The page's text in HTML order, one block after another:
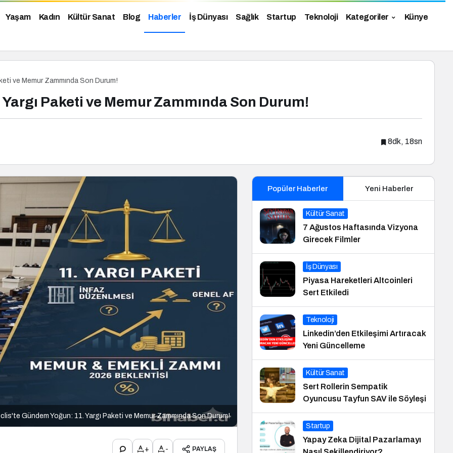
Yaşam Kadın Kültür Sanat Blog Haberler İş Dünyası Sağlık Startup Teknoloji Kategoriler Künye
ve Memur Zammında Son Durum!
Paketi ve Memur Zammında Son Durum!
8dk, 18sn
Gündem Yoğun: 11. Yargı Paketi ve Memur Zammında Son Durum!
+ - PAYLAŞ
Popüler Haberler Yeni Haberler
Kültür Sanat
7 Ağustos Haftasında Vizyona
Girecek Filmler
İş Dünyası
Piyasa Hareketleri Altcoinleri
Sert Etkiledi
Teknoloji
Linkedin’den Etkileşimi Artıracak
Yeni Güncelleme
Kültür Sanat
Sert Rollerin Sempatik
Oyuncusu Tayfun SAV ile Söyleşi
Startup
Yapay Zeka Dijital Pazarlamayı